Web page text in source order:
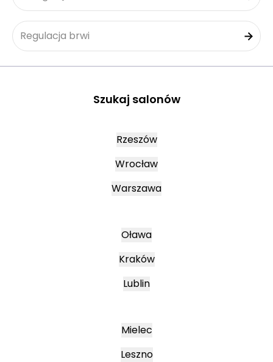
Regulacja brwi
Szukaj salonów
Rzeszów
Wrocław
Warszawa
Oława
Kraków
Lublin
Mielec
Leszno